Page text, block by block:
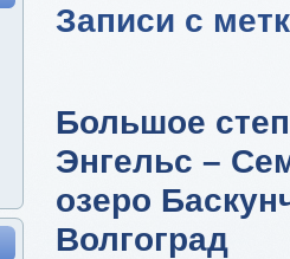
Записи с
Большое
Энгельс –
озеро
Волгоград